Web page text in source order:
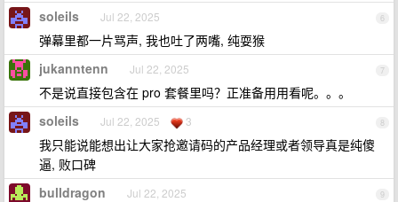
6
soleils Jul 22, 2025
弹幕里都一片骂声, 我也吐了两嘴, 纯耍猴
7
jukanntenn Jul 22, 2025
不是说直接包含在 pro 套餐里吗？正准备用用看呢。。。
8
soleils Jul 22, 2025 3
我只能说能想出让大家抢邀请码的产品经理或者领导真是纯傻
逼, 败口碑
9
bulldragon Jul 22, 2025